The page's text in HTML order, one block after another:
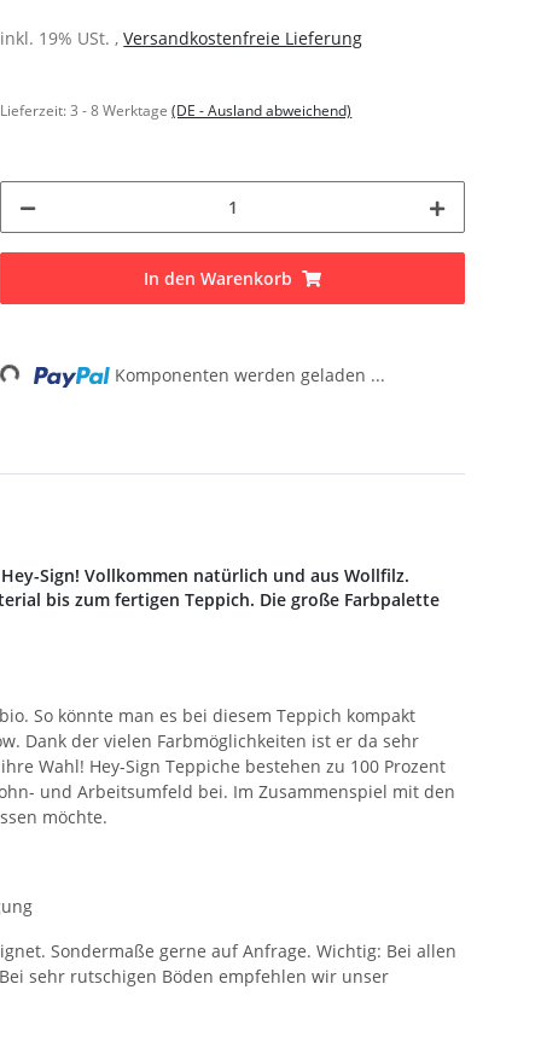
inkl. 19% USt. ,Versandkostenfreie Lieferung
Lieferzeit:3 - 8 Werktage(DE - Ausland abweichend)
In den Warenkorb
Loading... Komponenten werden geladen ...
Sign! Vollkommen natürlich und aus Wollfilz.
bis zum fertigen Teppich. Die große Farbpalette
So könnte man es bei diesem Teppich kompakt
Dank der vielen Farbmöglichkeiten ist er da sehr
Wahl! Hey-Sign Teppiche bestehen zu 100 Prozent
und Arbeitsumfeld bei. Im Zusammenspiel mit den
möchte.
Sondermaße gerne auf Anfrage. Wichtig: Bei allen
sehr rutschigen Böden empfehlen wir unser